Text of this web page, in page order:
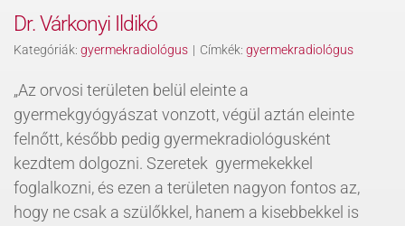
Dr. Várkonyi Ildikó
Kategóriák: gyermekradiológus | Címkék: gyermekradiológus
„Az orvosi területen belül eleinte a
gyermekgyógyászat vonzott, végül aztán eleinte
felnőtt, később pedig gyermekradiológusként
kezdtem dolgozni. Szeretek gyermekekkel
foglalkozni, és ezen a területen nagyon fontos az,
hogy ne csak a szülőkkel, hanem a kisebbekkel is